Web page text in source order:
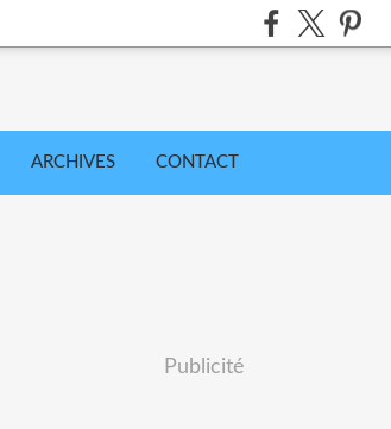
ARCHIVES CONTACT
Publicité